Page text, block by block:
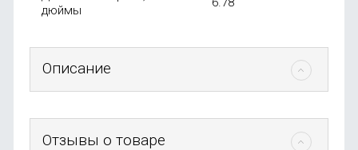
дюймы
Описание
Отзывы о товаре